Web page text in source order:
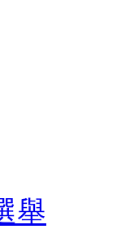
舉